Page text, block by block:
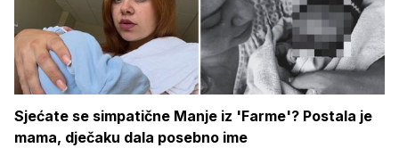
Sjećate se simpatične Manje iz 'Farme'? Postala je
mama, dječaku dala posebno ime